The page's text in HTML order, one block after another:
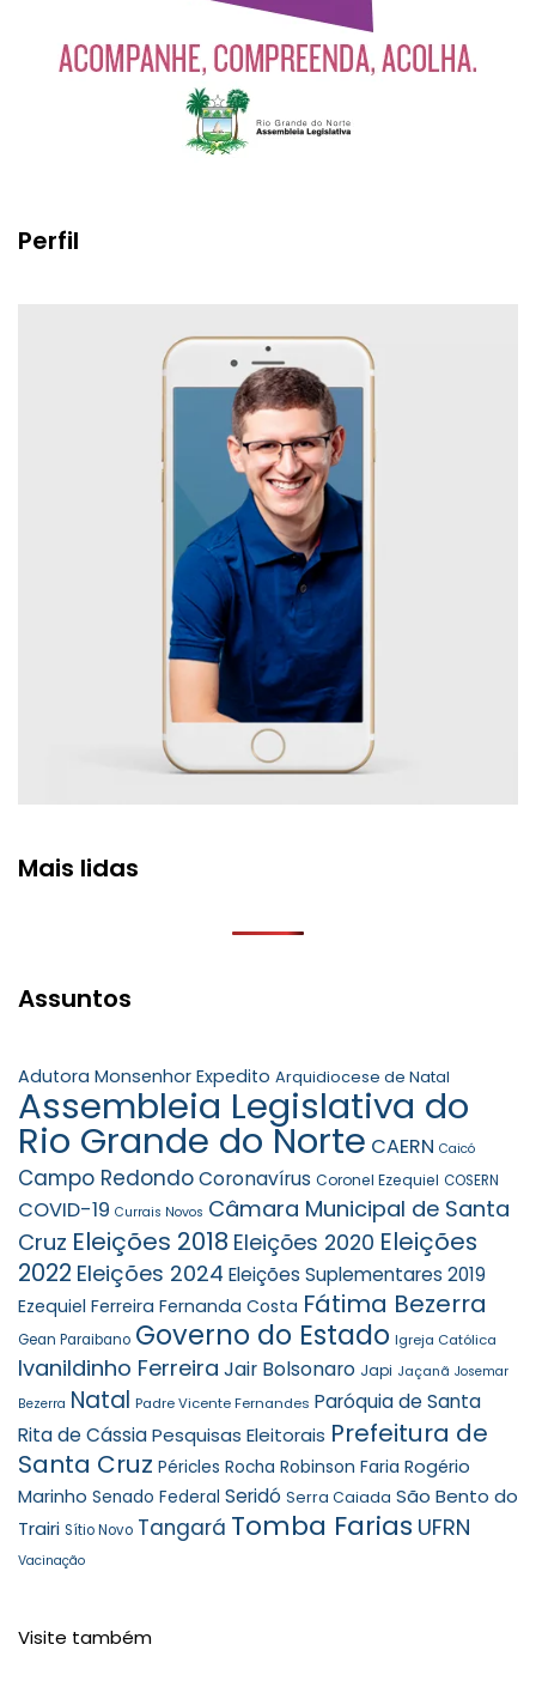
Perfil
Mais lidas
Assuntos
Adutora Monsenhor Expedito Arquidiocese de Natal
Assembleia Legislativa do
Rio Grande do Norte CAERN Caicó
Campo RedondoCoronavírus Coronel Ezequiel COSERN
COVID-19 Currais Novos Câmara Municipal de Santa
Cruz Eleições 2018 Eleições 2020 Eleições
2022 Eleições 2024 Eleições Suplementares 2019
Ezequiel Ferreira Fernanda Costa Fátima Bezerra
Gean Paraibano Governo do Estado Igreja Católica
Ivanildinho Ferreira Jair Bolsonaro Japi Jaçanã Josemar
Bezerra Natal Padre Vicente Fernandes Paróquia de Santa
Rita de CássiaPesquisas Eleitorais Prefeitura de
Santa Cruz Péricles Rocha Robinson Faria Rogério
Marinho Senado Federal Seridó Serra Caiada São Bento do
Trairi Sítio Novo Tangará Tomba Farias UFRN
Vacinação
Visite também